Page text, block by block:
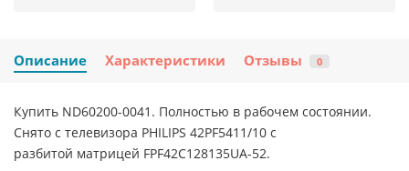
Описание Характеристики Отзывы 0
Купить ND60200-0041. Полностью в рабочем состоянии.
Снято с телевизора PHILIPS 42PF5411/10 с
разбитой матрицей FPF42C128135UA-52.